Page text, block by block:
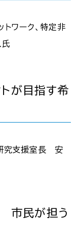
ワーク、特定非
が目指す希
究支援室長 安
市民が担う